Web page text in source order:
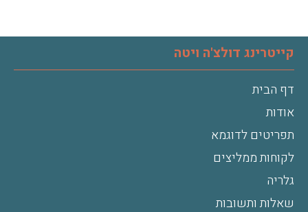
קייטרינג דולצ'ה ויטה
דף הבית
אודות
תפריטים לדוגמא
לקוחות ממליצים
גלריה
שאלות ותשובות